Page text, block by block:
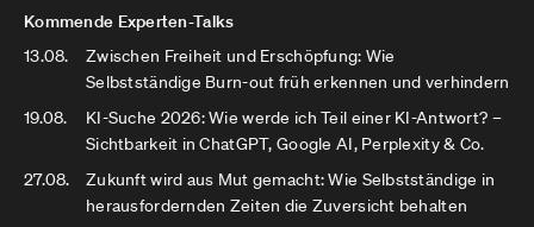
Kommende Experten-Talks
13.08.
Zwischen Freiheit und Erschöpfung: Wie
Selbstständige Burn-out früh erkennen und verhindern
19.08.
KI-Suche 2026: Wie werde ich Teil einer KI-Antwort? –
Sichtbarkeit in ChatGPT, Google AI, Perplexity & Co.
27.08.
Zukunft wird aus Mut gemacht: Wie Selbstständige in
herausfordernden Zeiten die Zuversicht behalten